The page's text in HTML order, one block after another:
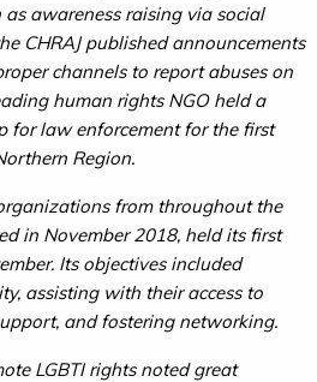
awareness raising via social
CHRAJ published announcements
channels to report abuses on
human rights NGO held a
for law enforcement for the first
Region.
from throughout the
in November 2018, held its first
Its objectives included
assisting with their access to
and fostering networking.
LGBTI rights noted great